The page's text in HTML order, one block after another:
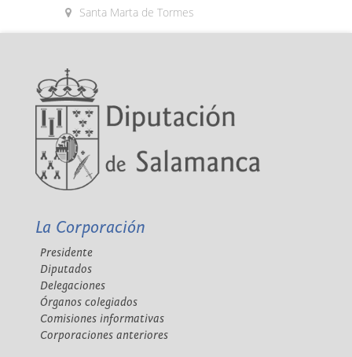
Santa Marta de Tormes
La Corporación
Presidente
Diputados
Delegaciones
Órganos colegiados
Comisiones informativas
Corporaciones anteriores